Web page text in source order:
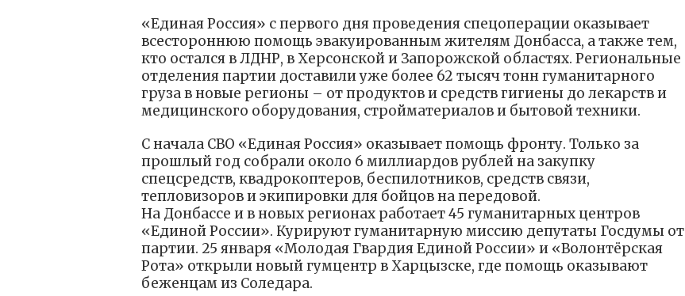
«Единая Россия» с первого дня проведения спецоперации оказывает
всестороннюю помощь эвакуированным жителям Донбасса, а также тем,
кто остался в ЛДНР, в Херсонской и Запорожской областях. Региональные
отделения партии доставили уже более 62 тысяч тонн гуманитарного
груза в новые регионы – от продуктов и средств гигиены до лекарств и
медицинского оборудования, стройматериалов и бытовой техники.
С начала СВО «Единая Россия» оказывает помощь фронту. Только за
прошлый год собрали около 6 миллиардов рублей на закупку
спецсредств, квадрокоптеров, беспилотников, средств связи,
тепловизоров и экипировки для бойцов на передовой.
На Донбассе и в новых регионах работает 45 гуманитарных центров
«Единой России». Курируют гуманитарную миссию депутаты Госдумы от
партии. 25 января «Молодая Гвардия Единой России» и «Волонтёрская
Рота» открыли новый гумцентр в Харцызске, где помощь оказывают
беженцам из Соледара.